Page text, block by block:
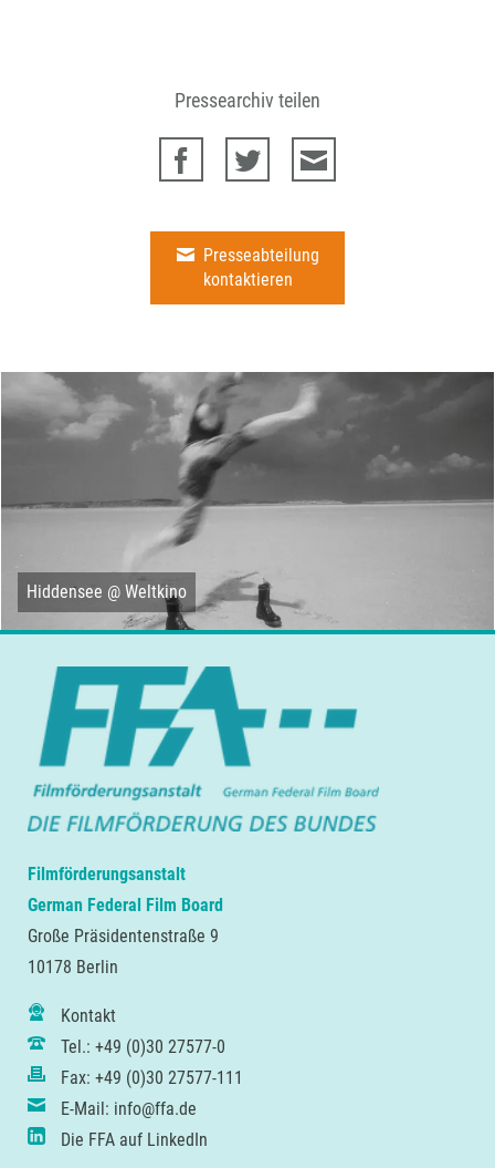
Pressearchiv teilen
Presseabteilung
kontaktieren
Hiddensee @ Weltkino
Filmförderungsanstalt
German Federal Film Board
Große Präsidentenstraße 9
10178 Berlin
Kontakt
Tel.: +49 (0)30 27577-0
Fax: +49 (0)30 27577-111
E-Mail: info@ffa.de
Die FFA auf LinkedIn